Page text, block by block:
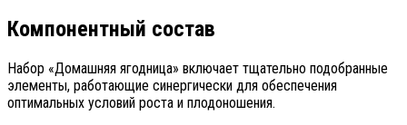
Компонентный состав
Набор «Домашняя ягодница» включает тщательно подобранные
элементы, работающие синергически для обеспечения
оптимальных условий роста и плодоношения.